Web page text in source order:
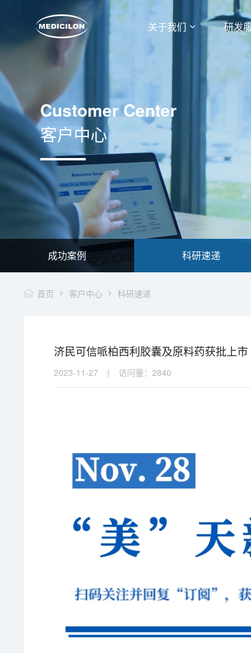
关于我们 研发
Customer Center
客户中心
成功案例 科研速递
首页 客户中心 科研速递
济民可信哌柏西利胶囊及原料药获批上市
2023-11-27 | 访问量：2840